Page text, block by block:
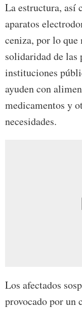
La estructura, así
aparatos
ceniza, por lo que
solidaridad de las
instituciones
ayuden con
medicamentos y
necesidades.
Los afectados
provocado por un